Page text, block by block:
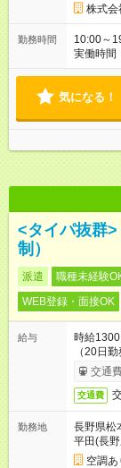
株式会
勤務時間
10:00～
実働時間
気になる！
<タイパ抜群
制）
派遣 職種未経験
WEB登録・面接OK
給与
時給
（20日
交通
交通費
勤務地
長野県松
平田(長
空調